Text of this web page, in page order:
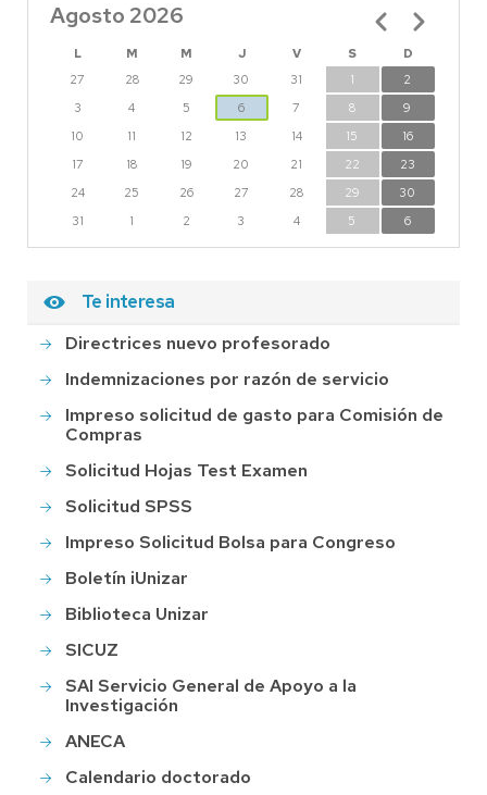
Agosto 2026
L M M J V S
D
27
28 29 30 31 1
2
3
4 5 6 7 8
9
10
11 12 13 14 15
16
17
18 19 20 21 22
23
24
25 26 27 28 29
30
31
1 2 3 4 5 6
Paginación
Te interesa
Directrices nuevo profesorado
Indemnizaciones por razón de servicio
Impreso solicitud de gasto para Comisión de
Compras
Solicitud Hojas Test Examen
Solicitud SPSS
Impreso Solicitud Bolsa para Congreso
Boletín iUnizar
Biblioteca Unizar
SICUZ
SAI Servicio General de Apoyo a la
Investigación
ANECA
Calendario doctorado